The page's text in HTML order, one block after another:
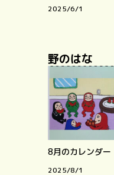
2025/6/1
野のはな
8月のカレンダー
2025/8/1